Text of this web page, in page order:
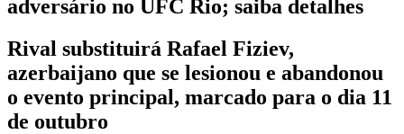
adversário no UFC Rio; saiba detalhes
Rival substituirá Rafael Fiziev,
azerbaijano que se lesionou e abandonou
o evento principal, marcado para o dia 11
de outubro